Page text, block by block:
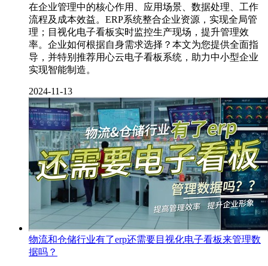
在企业管理中的核心作用、应用场景、数据处理、工作
流程及成本效益。ERP系统整合企业资源，实现全局管
理；目视化电子看板实时监控生产现场，提升管理效
率。企业如何根据自身需求选择？本文为您提供全面指
导，并特别推荐用心云电子看板系统，助力中小型企业
实现智能制造。
2024-11-13
物流和仓储行业有了erp还需要目视化电子看板来管理数
据吗？